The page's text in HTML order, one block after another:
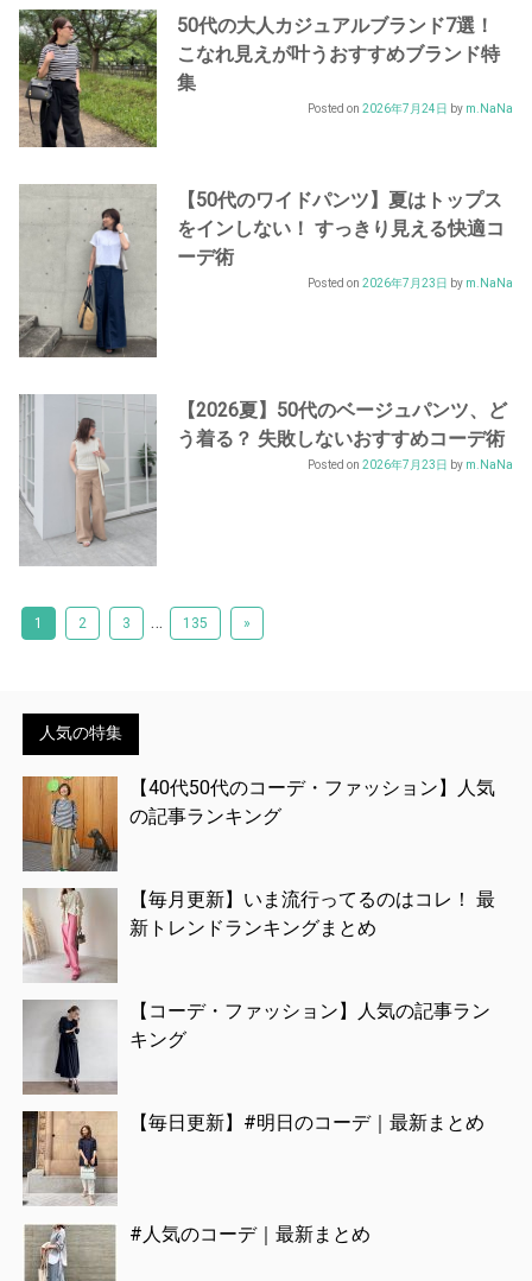
50代の大人カジュアルブランド7選！
こなれ見えが叶うおすすめブランド特
集
Posted on 2026年7月24日 by m.NaNa
【50代のワイドパンツ】夏はトップス
をインしない！ すっきり見える快適コ
ーデ術
Posted on 2026年7月23日 by m.NaNa
【2026夏】50代のベージュパンツ、ど
う着る？ 失敗しないおすすめコーデ術
Posted on 2026年7月23日 by m.NaNa
1 2 3 … 135 »
人気の特集
【40代50代のコーデ・ファッション】人気
の記事ランキング
【毎月更新】いま流行ってるのはコレ！ 最
新トレンドランキングまとめ
【コーデ・ファッション】人気の記事ラン
キング
【毎日更新】#明日のコーデ｜最新まとめ
#人気のコーデ｜最新まとめ